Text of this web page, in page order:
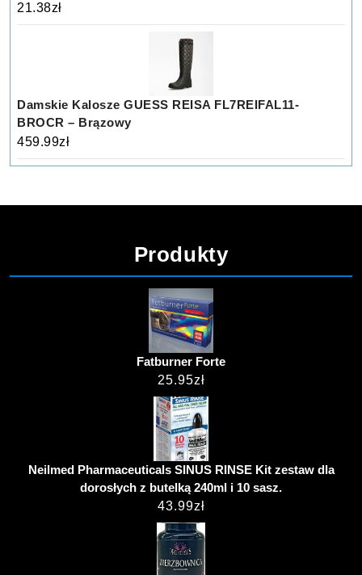
21.38zł
Damskie Kalosze GUESS REISA FL7REIFAL11-
BROCR – Brązowy
459.99zł
Produkty
Fatburner Forte
25.95zł
Neilmed Pharmaceuticals SINUS RINSE Kit zestaw dla
dorosłych z butelką 240ml i 10 sasz.
43.99zł